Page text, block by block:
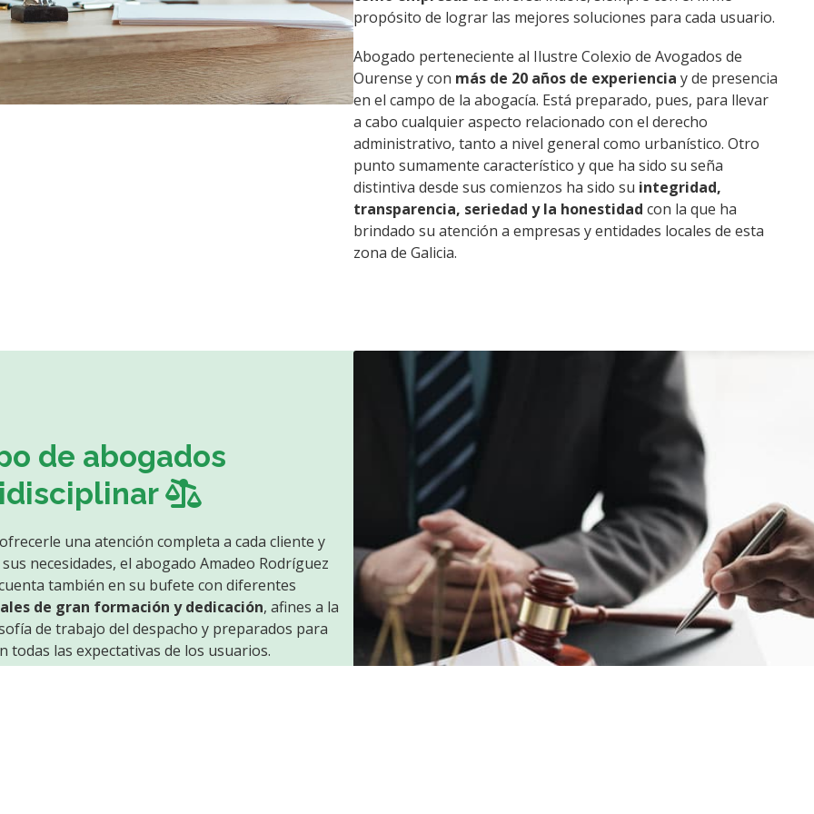
propósito de lograr las mejores soluciones para cada usuario.
Abogado perteneciente al Ilustre Colexio de Avogados de
Ourense y con más de 20 años de experiencia y de presencia
en el campo de la abogacía. Está preparado, pues, para llevar
a cabo cualquier aspecto relacionado con el derecho
administrativo, tanto a nivel general como urbanístico. Otro
punto sumamente característico y que ha sido su seña
distintiva desde sus comienzos ha sido su integridad,
transparencia, seriedad y la honestidad con la que ha
brindado su atención a empresas y entidades locales de esta
zona de Galicia.
de abogados
una atención completa a cada cliente y
necesidades, el abogado Amadeo Rodríguez
también en su bufete con diferentes
de gran formación y dedicación, afines a la
de trabajo del despacho y preparados para
todas las expectativas de los usuarios.